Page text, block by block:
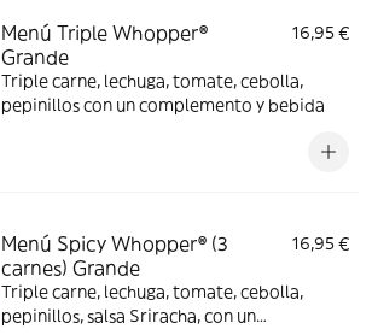
Menú Triple Whopper®
Grande
16,95 €
Triple carne, lechuga, tomate, cebolla,
pepinillos con un complemento y bebida
Menú Spicy Whopper® (3
carnes) Grande
16,95 €
Triple carne, lechuga, tomate, cebolla,
pepinillos, salsa Sriracha, con un